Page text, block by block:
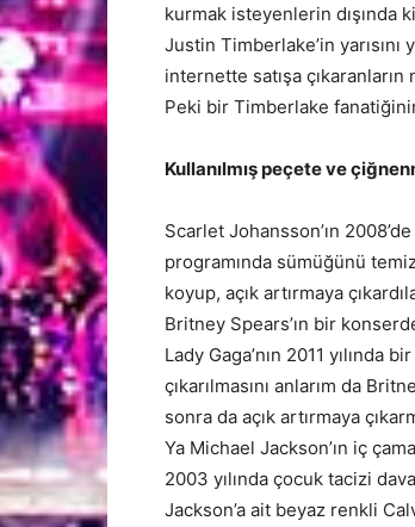
kurmak isteyenlerin dışında
Justin Timberlake’in yarısını
internette satışa
Peki bir Timberlake
Kullanılmış peçete ve
Scarlet Johansson’ın
programında sümüğünü
koyup, açık artırmaya
Britney Spears’ın bir
Lady Gaga’nın 2011 yılında
çıkarılmasını anlarım da
sonra da açık artırmaya
Ya Michael Jackson’ın iç
2003 yılında çocuk tacizi
Jackson’a ait beyaz renkli